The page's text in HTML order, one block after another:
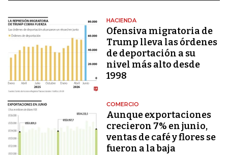
HACIENDA
Ofensiva migratoria de
Trump lleva las órdenes
de deportación a su
nivel más alto desde
1998
COMERCIO
Aunque exportaciones
crecieron 7% en junio,
ventas de café y flores se
fueron a la baja